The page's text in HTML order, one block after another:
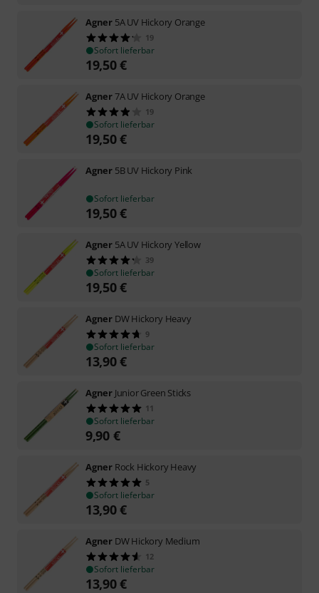
Agner 5A UV Hickory Orange
19
Sofort lieferbar
19,50€
Agner7A UV Hickory Orange
19
Sofort lieferbar
19,50€
Agner 5B UV Hickory Pink
Sofort lieferbar
19,50€
Agner 5A UV Hickory Yellow
39
Sofort lieferbar
19,50€
Agner DW Hickory Heavy
9
Sofort lieferbar
13,90€
Agner Junior Green Sticks
11
Sofort lieferbar
9,90 €
Agner Rock Hickory Heavy
5
Sofort lieferbar
13,90€
Agner DW Hickory Medium
12
Sofort lieferbar
13,90€